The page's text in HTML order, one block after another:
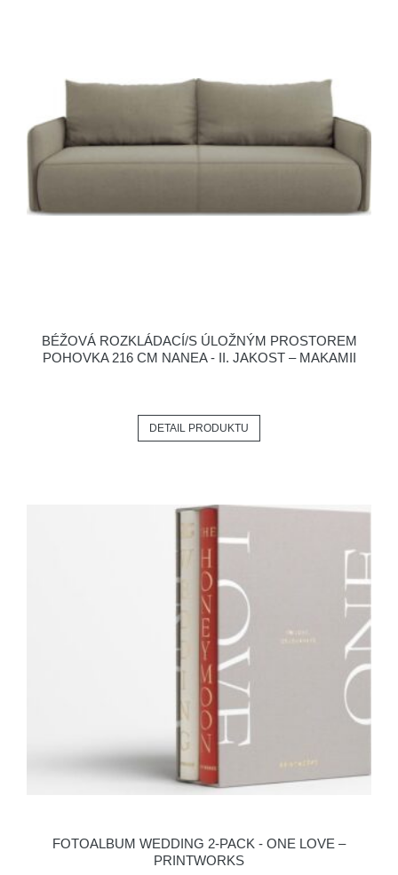
BÉŽOVÁ ROZKLÁDACÍ/S ÚLOŽNÝM PROSTOREM
POHOVKA 216 CM NANEA - II. JAKOST – MAKAMII
DETAIL PRODUKTU
FOTOALBUM WEDDING 2-PACK - ONE LOVE –
PRINTWORKS